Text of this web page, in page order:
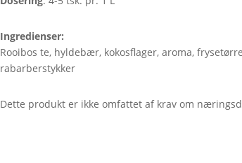
Ingredienser:
Rooibos te, hyldebær, kokosflager, aroma,
rabarberstykker
Dette produkt er ikke omfattet af krav om